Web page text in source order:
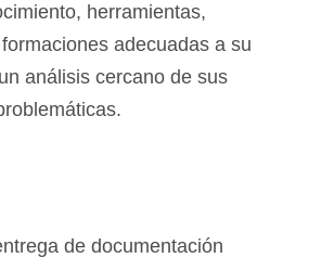
herramientas,
adecuadas a su
análisis cercano de sus
de documentación